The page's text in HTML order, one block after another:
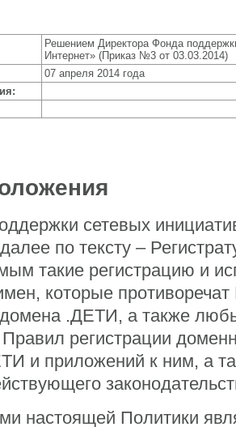
Решением Директора Фонда
Интернет» (Приказ №3 от 03.03.2014)
07 апреля 2014 года
сетевых
по тексту –
такие регистрацию и
которые
.ДЕТИ, а также
регистрации
и приложений к ним, а
настоящей Политики